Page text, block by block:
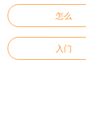
怎么
入门